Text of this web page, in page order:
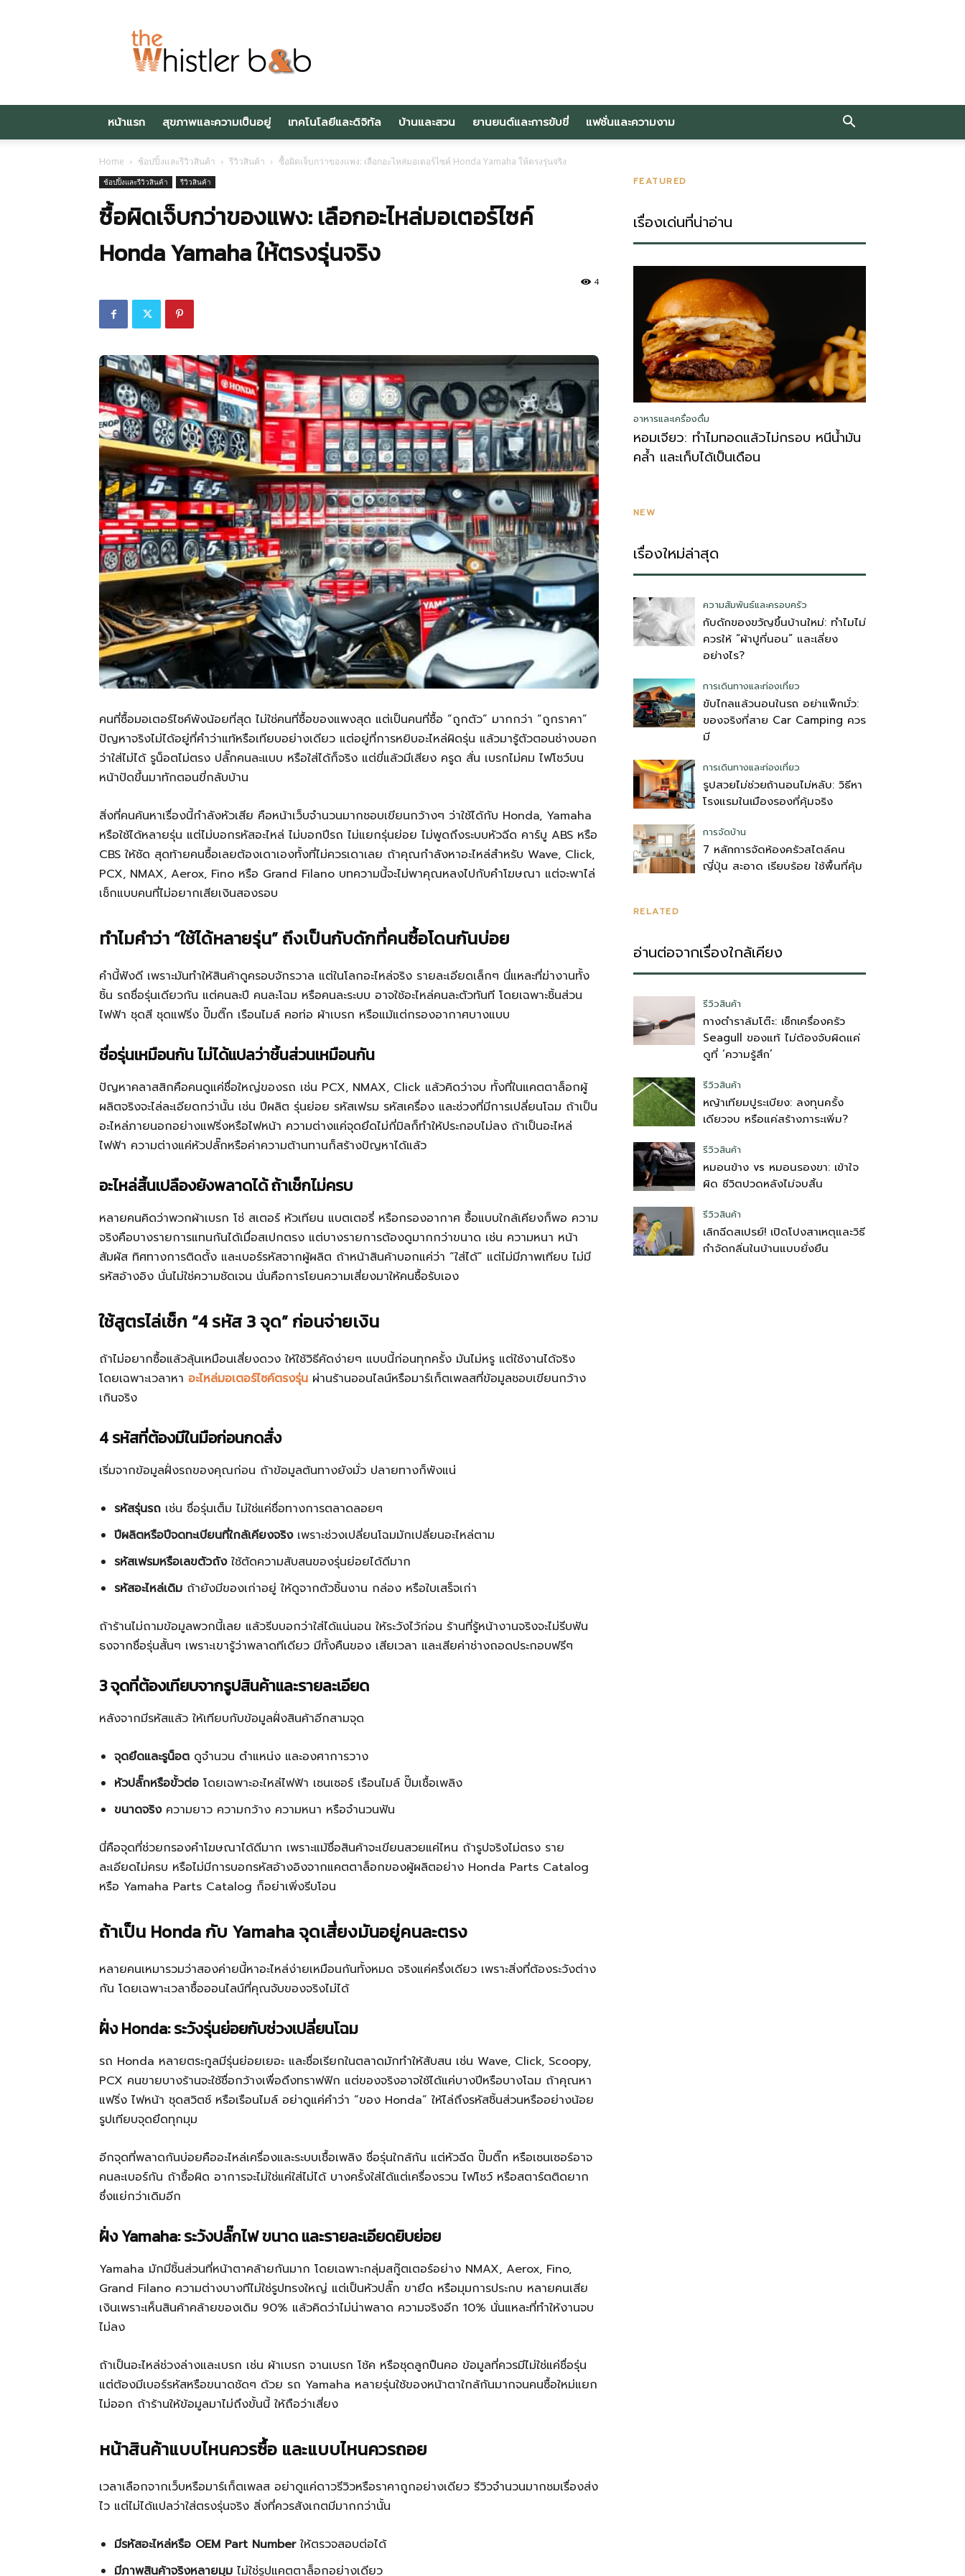
หน้าแรก สุขภาพและความเป็นอยู่ เทคโนโลยีและดิจิทัล บ้านและสวน ยานยนต์และการขับขี่ แฟชั่นและความงาม
Home ช้อปปิ้งและรีวิวสินค้า รีวิวสินค้า ซื้อผิดเจ็บกว่าของแพง: เลือกอะไหล่มอเตอร์ไซค์ Honda Yamaha ให้ตรงรุ่นจริง
ช้อปปิ้งและรีวิวสินค้า รีวิวสินค้า
ซื้อผิดเจ็บกว่าของแพง: เลือกอะไหล่มอเตอร์ไซค์
Honda Yamaha ให้ตรงรุ่นจริง
4
คนที่ซื้อมอเตอร์ไซค์พังน้อยที่สุด ไม่ใช่คนที่ซื้อของแพงสุด แต่เป็นคนที่ซื้อ “ถูกตัว” มากกว่า “ถูกราคา”
ปัญหาจริงไม่ได้อยู่ที่คำว่าแท้หรือเทียบอย่างเดียว แต่อยู่ที่การหยิบอะไหล่ผิดรุ่น แล้วมารู้ตัวตอนช่างบอก
ว่าใส่ไม่ได้ รูน็อตไม่ตรง ปลั๊กคนละแบบ หรือใส่ได้ก็จริง แต่ขี่แล้วมีเสียง ครูด สั่น เบรกไม่คม ไฟโชว์บน
หน้าปัดขึ้นมาทักตอนขี่กลับบ้าน
สิ่งที่คนค้นหาเรื่องนี้กำลังหัวเสีย คือหน้าเว็บจำนวนมากชอบเขียนกว้างๆ ว่าใช้ได้กับ Honda, Yamaha
หรือใช้ได้หลายรุ่น แต่ไม่บอกรหัสอะไหล่ ไม่บอกปีรถ ไม่แยกรุ่นย่อย ไม่พูดถึงระบบหัวฉีด คาร์บู ABS หรือ
CBS ให้ชัด สุดท้ายคนซื้อเลยต้องเดาเองทั้งที่ไม่ควรเดาเลย ถ้าคุณกำลังหาอะไหล่สำหรับ Wave, Click,
PCX, NMAX, Aerox, Fino หรือ Grand Filano บทความนี้จะไม่พาคุณหลงไปกับคำโฆษณา แต่จะพาไล่
เช็กแบบคนที่ไม่อยากเสียเงินสองรอบ
ทำไมคำว่า “ใช้ได้หลายรุ่น” ถึงเป็นกับดักที่คนซื้อโดนกันบ่อย
คำนี้ฟังดี เพราะมันทำให้สินค้าดูครอบจักรวาล แต่ในโลกอะไหล่จริง รายละเอียดเล็กๆ นี่แหละที่ฆ่างานทั้ง
ชิ้น รถชื่อรุ่นเดียวกัน แต่คนละปี คนละโฉม หรือคนละระบบ อาจใช้อะไหล่คนละตัวทันที โดยเฉพาะชิ้นส่วน
ไฟฟ้า ชุดสี ชุดแฟริ่ง ปั๊มติ๊ก เรือนไมล์ คอท่อ ผ้าเบรก หรือแม้แต่กรองอากาศบางแบบ
ชื่อรุ่นเหมือนกัน ไม่ได้แปลว่าชิ้นส่วนเหมือนกัน
ปัญหาคลาสสิกคือคนดูแค่ชื่อใหญ่ของรถ เช่น PCX, NMAX, Click แล้วคิดว่าจบ ทั้งที่ในแคตตาล็อกผู้
ผลิตจริงจะไล่ละเอียดกว่านั้น เช่น ปีผลิต รุ่นย่อย รหัสเฟรม รหัสเครื่อง และช่วงที่มีการเปลี่ยนโฉม ถ้าเป็น
อะไหล่ภายนอกอย่างแฟริ่งหรือไฟหน้า ความต่างแค่จุดยึดไม่กี่มิลก็ทำให้ประกอบไม่ลง ถ้าเป็นอะไหล่
ไฟฟ้า ความต่างแค่หัวปลั๊กหรือค่าความต้านทานก็สร้างปัญหาได้แล้ว
อะไหล่สิ้นเปลืองยังพลาดได้ ถ้าเช็กไม่ครบ
หลายคนคิดว่าพวกผ้าเบรก โซ่ สเตอร์ หัวเทียน แบตเตอรี่ หรือกรองอากาศ ซื้อแบบใกล้เคียงก็พอ ความ
จริงคือบางรายการแทนกันได้เมื่อสเปกตรง แต่บางรายการต้องดูมากกว่าขนาด เช่น ความหนา หน้า
สัมผัส ทิศทางการติดตั้ง และเบอร์รหัสจากผู้ผลิต ถ้าหน้าสินค้าบอกแค่ว่า “ใส่ได้” แต่ไม่มีภาพเทียบ ไม่มี
รหัสอ้างอิง นั่นไม่ใช่ความชัดเจน นั่นคือการโยนความเสี่ยงมาให้คนซื้อรับเอง
ใช้สูตรไล่เช็ก “4 รหัส 3 จุด” ก่อนจ่ายเงิน
ถ้าไม่อยากซื้อแล้วลุ้นเหมือนเสี่ยงดวง ให้ใช้วิธีคัดง่ายๆ แบบนี้ก่อนทุกครั้ง มันไม่หรู แต่ใช้งานได้จริง
โดยเฉพาะเวลาหา อะไหล่มอเตอร์ไซค์ตรงรุ่น ผ่านร้านออนไลน์หรือมาร์เก็ตเพลสที่ข้อมูลชอบเขียนกว้าง
เกินจริง
4 รหัสที่ต้องมีในมือก่อนกดสั่ง
เริ่มจากข้อมูลฝั่งรถของคุณก่อน ถ้าข้อมูลต้นทางยังมั่ว ปลายทางก็พังแน่
รหัสรุ่นรถ เช่น ชื่อรุ่นเต็ม ไม่ใช่แค่ชื่อทางการตลาดลอยๆ
ปีผลิตหรือปีจดทะเบียนที่ใกล้เคียงจริงเพราะช่วงเปลี่ยนโฉมมักเปลี่ยนอะไหล่ตาม
รหัสเฟรมหรือเลขตัวถังใช้ตัดความสับสนของรุ่นย่อยได้ดีมาก
รหัสอะไหล่เดิม ถ้ายังมีของเก่าอยู่ ให้ดูจากตัวชิ้นงาน กล่อง หรือใบเสร็จเก่า
ถ้าร้านไม่ถามข้อมูลพวกนี้เลย แล้วรีบบอกว่าใส่ได้แน่นอน ให้ระวังไว้ก่อน ร้านที่รู้หน้างานจริงจะไม่รีบฟัน
ธงจากชื่อรุ่นสั้นๆ เพราะเขารู้ว่าพลาดทีเดียว มีทั้งคืนของ เสียเวลา และเสียค่าช่างถอดประกอบฟรีๆ
3 จุดที่ต้องเทียบจากรูปสินค้าและรายละเอียด
หลังจากมีรหัสแล้ว ให้เทียบกับข้อมูลฝั่งสินค้าอีกสามจุด
จุดยึดและรูน็อต ดูจำนวน ตำแหน่ง และองศาการวาง
หัวปลั๊กหรือขั้วต่อ โดยเฉพาะอะไหล่ไฟฟ้า เซนเซอร์ เรือนไมล์ ปั๊มเชื้อเพลิง
ขนาดจริงความยาว ความกว้าง ความหนา หรือจำนวนฟัน
นี่คือจุดที่ช่วยกรองคำโฆษณาได้ดีมาก เพราะแม้ชื่อสินค้าจะเขียนสวยแค่ไหน ถ้ารูปจริงไม่ตรง ราย
ละเอียดไม่ครบ หรือไม่มีการบอกรหัสอ้างอิงจากแคตตาล็อกของผู้ผลิตอย่าง Honda Parts Catalog
หรือ Yamaha Parts Catalog ก็อย่าเพิ่งรีบโอน
ถ้าเป็น Honda กับ Yamaha จุดเสี่ยงมันอยู่คนละตรง
หลายคนเหมารวมว่าสองค่ายนี้หาอะไหล่ง่ายเหมือนกันทั้งหมด จริงแค่ครึ่งเดียว เพราะสิ่งที่ต้องระวังต่าง
กัน โดยเฉพาะเวลาซื้อออนไลน์ที่คุณจับของจริงไม่ได้
ฝั่ง Honda: ระวังรุ่นย่อยกับช่วงเปลี่ยนโฉม
รถ Honda หลายตระกูลมีรุ่นย่อยเยอะ และชื่อเรียกในตลาดมักทำให้สับสน เช่น Wave, Click, Scoopy,
PCX คนขายบางร้านจะใช้ชื่อกว้างเพื่อดึงทราฟฟิก แต่ของจริงอาจใช้ได้แค่บางปีหรือบางโฉม ถ้าคุณหา
แฟริ่ง ไฟหน้า ชุดสวิตช์ หรือเรือนไมล์ อย่าดูแค่คำว่า “ของ Honda” ให้ไล่ถึงรหัสชิ้นส่วนหรืออย่างน้อย
รูปเทียบจุดยึดทุกมุม
อีกจุดที่พลาดกันบ่อยคืออะไหล่เครื่องและระบบเชื้อเพลิง ชื่อรุ่นใกล้กัน แต่หัวฉีด ปั๊มติ๊ก หรือเซนเซอร์อาจ
คนละเบอร์กัน ถ้าซื้อผิด อาการจะไม่ใช่แค่ใส่ไม่ได้ บางครั้งใส่ได้แต่เครื่องรวน ไฟโชว์ หรือสตาร์ตติดยาก
ซึ่งแย่กว่าเดิมอีก
ฝั่ง Yamaha: ระวังปลั๊กไฟ ขนาด และรายละเอียดยิบย่อย
Yamaha มักมีชิ้นส่วนที่หน้าตาคล้ายกันมาก โดยเฉพาะกลุ่มสกู๊ตเตอร์อย่าง NMAX, Aerox, Fino,
Grand Filano ความต่างบางทีไม่ใช่รูปทรงใหญ่ แต่เป็นหัวปลั๊ก ขายึด หรือมุมการประกบ หลายคนเสีย
เงินเพราะเห็นสินค้าคล้ายของเดิม 90% แล้วคิดว่าไม่น่าพลาด ความจริงอีก 10% นั่นแหละที่ทำให้งานจบ
ไม่ลง
ถ้าเป็นอะไหล่ช่วงล่างและเบรก เช่น ผ้าเบรก จานเบรก โช้ค หรือชุดลูกปืนคอ ข้อมูลที่ควรมีไม่ใช่แค่ชื่อรุ่น
แต่ต้องมีเบอร์รหัสหรือขนาดชัดๆ ด้วย รถ Yamaha หลายรุ่นใช้ของหน้าตาใกล้กันมากจนคนซื้อใหม่แยก
ไม่ออก ถ้าร้านให้ข้อมูลมาไม่ถึงขั้นนี้ ให้ถือว่าเสี่ยง
หน้าสินค้าแบบไหนควรซื้อ และแบบไหนควรถอย
เวลาเลือกจากเว็บหรือมาร์เก็ตเพลส อย่าดูแค่ดาวรีวิวหรือราคาถูกอย่างเดียว รีวิวจำนวนมากชมเรื่องส่ง
ไว แต่ไม่ได้แปลว่าใส่ตรงรุ่นจริง สิ่งที่ควรสังเกตมีมากกว่านั้น
มีรหัสอะไหล่หรือ OEM Part Numberให้ตรวจสอบต่อได้
มีภาพสินค้าจริงหลายมุม ไม่ใช่รูปแคตตาล็อกอย่างเดียว
FEATURED
เรื่องเด่นที่น่าอ่าน
อาหารและเครื่องดื่ม
หอมเจียว: ทำไมทอดแล้วไม่กรอบ หนีน้ำมัน
คล้ำ และเก็บได้เป็นเดือน
NEW
เรื่องใหม่ล่าสุด
ความสัมพันธ์และครอบครัว
กับดักของขวัญขึ้นบ้านใหม่: ทำไมไม่
ควรให้ “ผ้าปูที่นอน” และเลี่ยง
อย่างไร?
การเดินทางและท่องเที่ยว
ขับไกลแล้วนอนในรถ อย่าแพ็กมั่ว:
ของจริงที่สาย Car Camping ควร
มี
การเดินทางและท่องเที่ยว
รูปสวยไม่ช่วยถ้านอนไม่หลับ: วิธีหา
โรงแรมในเมืองรองที่คุ้มจริง
การจัดบ้าน
7 หลักการจัดห้องครัวสไตล์คน
ญี่ปุ่น สะอาด เรียบร้อย ใช้พื้นที่คุ้ม
RELATED
อ่านต่อจากเรื่องใกล้เคียง
รีวิวสินค้า
กางตำราล้มโต๊ะ: เช็กเครื่องครัว
Seagull ของแท้ ไม่ต้องจับผิดแค่
ดูที่ ‘ความรู้สึก’
รีวิวสินค้า
หญ้าเทียมปูระเบียง: ลงทุนครั้ง
เดียวจบ หรือแค่สร้างภาระเพิ่ม?
รีวิวสินค้า
หมอนข้าง vs หมอนรองขา: เข้าใจ
ผิด ชีวิตปวดหลังไม่จบสิ้น
รีวิวสินค้า
เลิกฉีดสเปรย์! เปิดโปงสาเหตุและวิธี
กำจัดกลิ่นในบ้านแบบยั่งยืน